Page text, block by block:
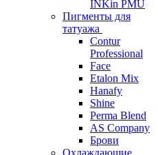
INKin PMU
Пигменты для
татуажа
Contur
Professional
Face
Etalon Mix
Hanafy
Shine
Perma Blend
AS Company
Брови
Охлаждающие